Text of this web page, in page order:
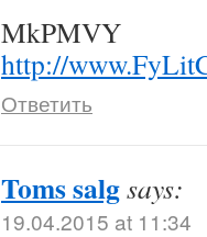
MkPMVY
http://
Ответить
Toms salgsays:
19.04.2015 at 11:34